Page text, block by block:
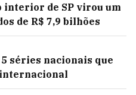
interior de SP virou um
de R$ 7,9 bilhões
séries nacionais que